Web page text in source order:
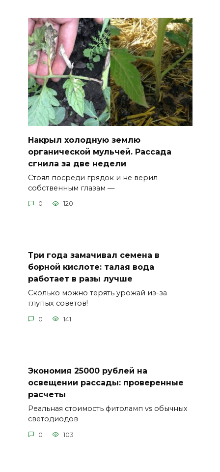
Накрыл холодную землю
органической мульчей. Рассада
сгнила за две недели
Стоял посреди грядок и не верил
собственным глазам —
0 120
Три года замачивал семена в
борной кислоте: талая вода
работает в разы лучше
Сколько можно терять урожай из-за
глупых советов!
0 141
Экономия 25000 рублей на
освещении рассады: проверенные
расчеты
Реальная стоимость фитоламп vs обычных
светодиодов
0 103